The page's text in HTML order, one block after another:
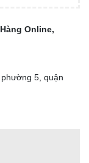
Online,
5, quận